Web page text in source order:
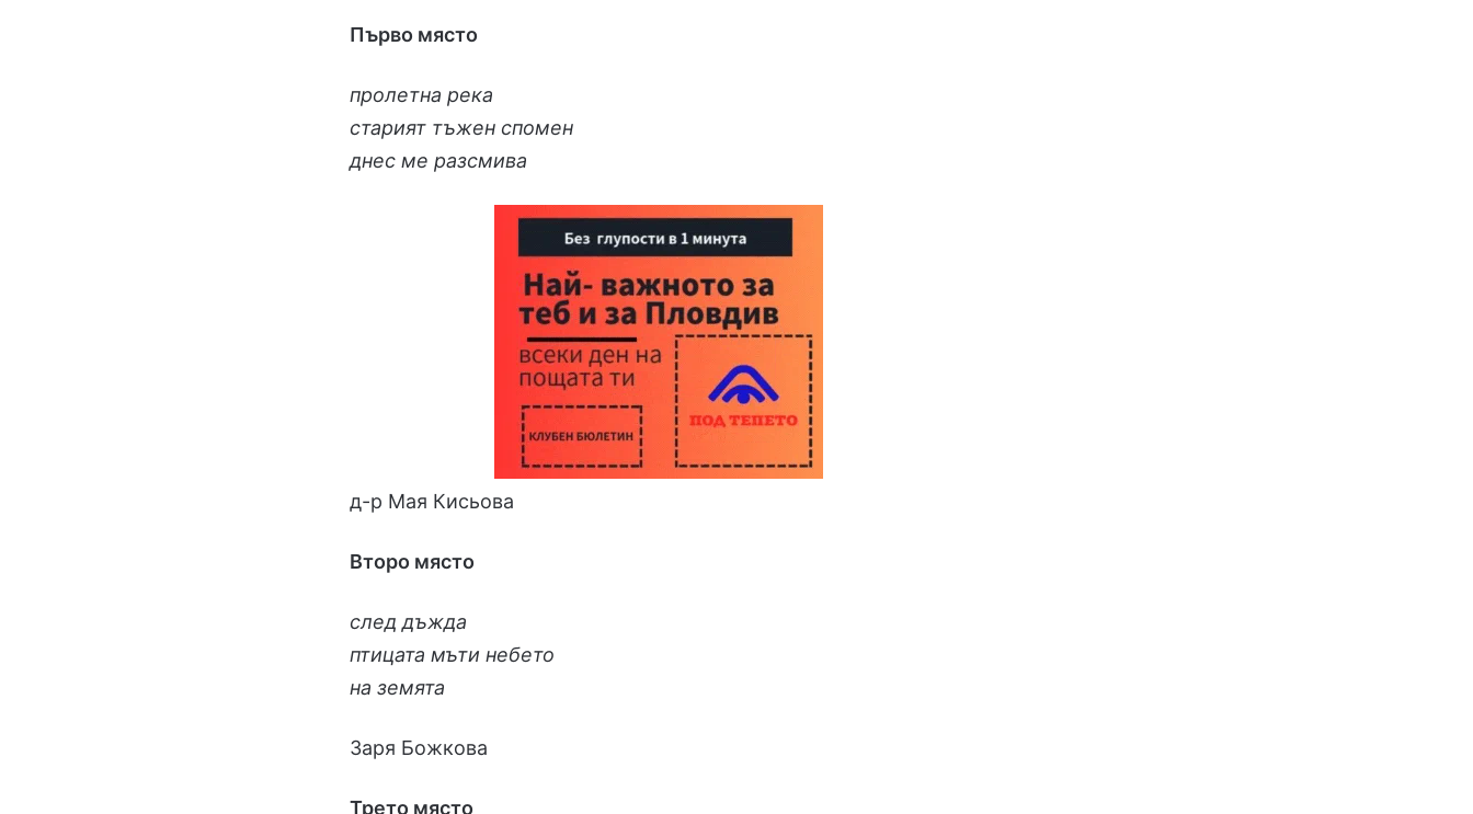
Първо място
пролетна река
старият тъжен спомен
днес ме разсмива
д-р Мая Кисьова
Второ място
след дъжда
птицата мъти небето
на земята
Заря Божкова
Трето място